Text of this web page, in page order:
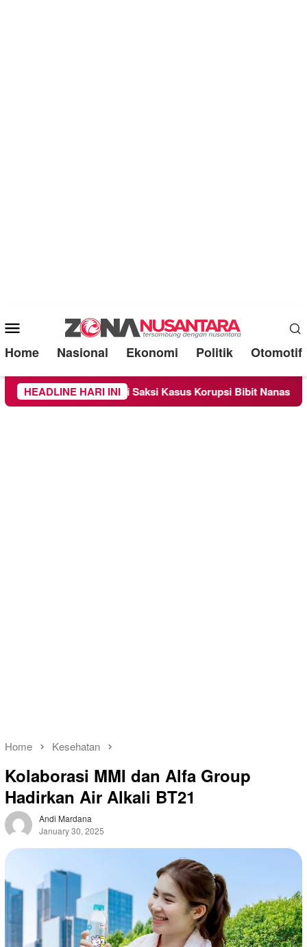
Mobile
Menu
Home Nasional Ekonomi Politik Otomotif
HEADLINE HARI INI
Sebagai Saksi Kasus Korupsi Bibit Nanas Sulsel Rp 52,4
Home Kesehatan
Kolaborasi MMI dan Alfa Group
Hadirkan Air Alkali BT21
Andi Mardana
January 30, 2025